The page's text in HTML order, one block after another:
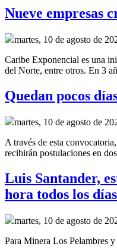
Nueve empresas
martes, 10 de agosto de
Caribe Exponencial es una
del Norte, entre otros. En 3
Quedan pocos
martes, 10 de agosto de
A través de esta
recibirán postulaciones en
Luis Santander,
hora todos los
martes, 10 de agosto de
Para Minera Los Pelambres